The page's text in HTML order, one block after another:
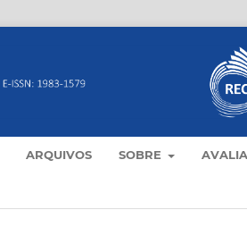
ARQUIVOS SOBRE